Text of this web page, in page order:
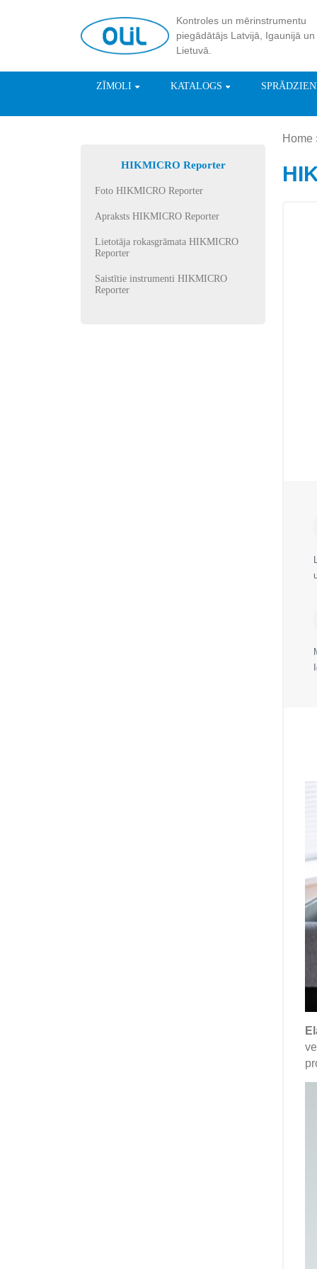
Kontroles un mērinstrumentu
piegādātājs Latvijā, Igaunijā un
Lietuvā.
ZĪMOLI KATALOGS
HIKMICRO Reporter
Foto HIKMICRO Reporter
Apraksts HIKMICRO Reporter
Lietotāja rokasgrāmata HIKMICRO
Reporter
Saistītie instrumenti HIKMICRO
Reporter
Home